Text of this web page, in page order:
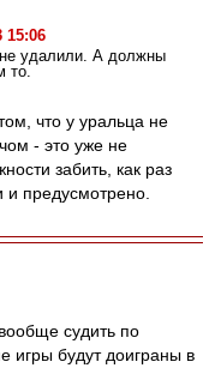
15:06
удалили. А должны
то.
что у уральца не
- это уже не
забить, как раз
предусмотрено.
судить по
игры будут доиграны в